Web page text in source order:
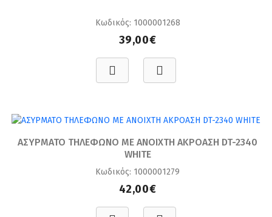
Κωδικός: 1000001268
39,00€
ΑΣΥΡΜΑΤΟ ΤΗΛΕΦΩΝΟ ΜΕ ΑΝΟΙΧΤΗ ΑΚΡΟΑΣΗ DT-2340
WHITE
Κωδικός: 1000001279
42,00€